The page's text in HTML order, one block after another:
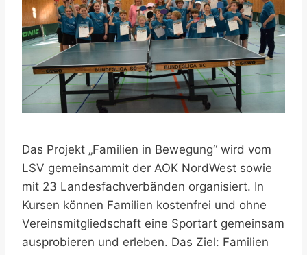
Das Projekt „Familien in Bewegung“ wird vom
LSV gemeinsammit der AOK NordWest sowie
mit 23 Landesfachverbänden organisiert. In
Kursen können Familien kostenfrei und ohne
Vereinsmitgliedschaft eine Sportart gemeinsam
ausprobieren und erleben. Das Ziel: Familien